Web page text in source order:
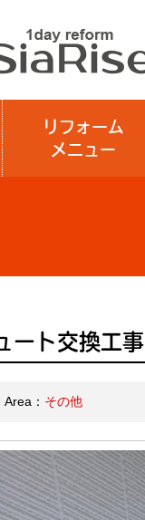
リフォーム
メニュー
ート交換工事
Area： その他